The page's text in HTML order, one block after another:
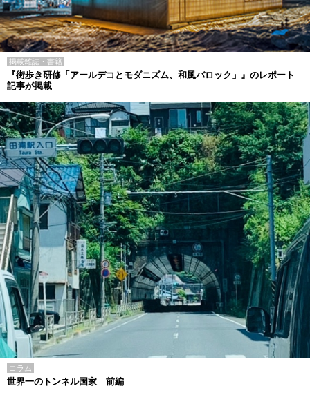
掲載雑誌・書籍
『街歩き研修「アールデコとモダニズム、和風バロック」』のレポート
記事が掲載
コラム
世界一のトンネル国家 前編